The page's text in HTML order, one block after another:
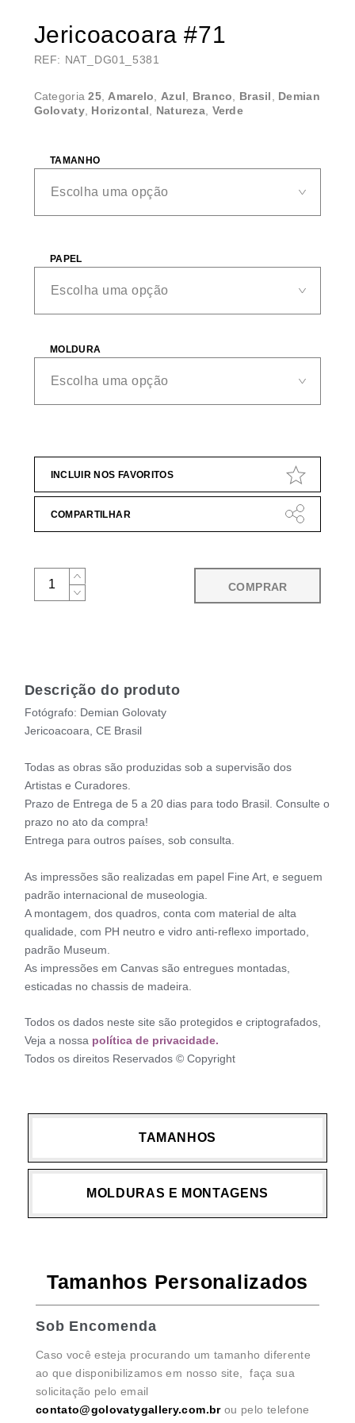
Jericoacoara #71
REF: NAT_DG01_5381
Categoria25, Amarelo Azul Branco Brasil
Demian
Golovaty, Horizontal Natureza, Verde
TAMANHO
PAPEL
MOLDURA
INCLUIR NOS FAVORITOS
COMPARTILHAR
COMPRAR
Descrição do produto
Fotógrafo: Demian Golovaty
Jericoacoara, CE Brasil
Todas as obras são produzidas sob a supervisão dos
Artistas e Curadores.
Prazo de Entrega de 5 a 20 dias para todo Brasil. Consulte o
prazo no ato da compra!
Entrega para outros países, sob consulta.
As impressões são realizadas em papel Fine Art, e seguem
padrão internacional de museologia.
A montagem, dos quadros, conta com material de alta
qualidade, com PH neutro e vidro anti-reflexo importado,
padrão Museum.
As impressões em Canvas são entregues montadas,
esticadas no chassis de madeira.
Todos os dados neste site são protegidos e criptografados,
Veja a nossa política de privacidade.
Todos os direitos Reservados © Copyright
TAMANHOS
MOLDURAS E MONTAGENS
Tamanhos Personalizados
Sob Encomenda
Caso você esteja procurando um tamanho diferente
ao que disponibilizamos em nosso site, faça sua
solicitação pelo email
contato@golovatygallery.com.brou pelo telefone